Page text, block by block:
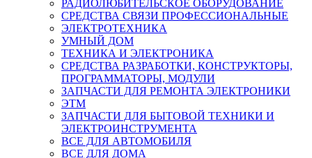
РАДИОЛЮБИТЕЛЬСКОЕ ОБОРУДОВАНИЕ
СРЕДСТВА СВЯЗИ ПРОФЕССИОНАЛЬНЫЕ
ЭЛЕКТРОТЕХНИКА
УМНЫЙ ДОМ
ТЕХНИКА И ЭЛЕКТРОНИКА
СРЕДСТВА РАЗРАБОТКИ, КОНСТРУКТОРЫ,
ПРОГРАММАТОРЫ, МОДУЛИ
ЗАПЧАСТИ ДЛЯ РЕМОНТА ЭЛЕКТРОНИКИ
ЭТМ
ЗАПЧАСТИ ДЛЯ БЫТОВОЙ ТЕХНИКИ И
ЭЛЕКТРОИНСТРУМЕНТА
ВСЕ ДЛЯ АВТОМОБИЛЯ
ВСЕ ДЛЯ ДОМА